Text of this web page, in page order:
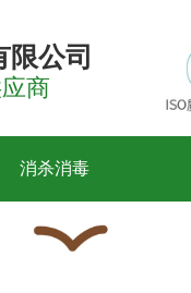
公司
商
防治 蚊蝇防治
消杀消毒